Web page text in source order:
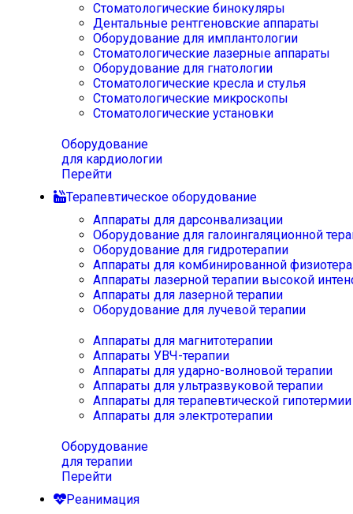
Стоматологические бинокуляры
Дентальные рентгеновские аппараты
Оборудование для имплантологии
Стоматологические лазерные аппараты
Оборудование для гнатологии
Стоматологические кресла и стулья
Стоматологические микроскопы
Стоматологические установки
Оборудование
для кардиологии
Перейти
Терапевтическое оборудование
Аппараты для дарсонвализации
Оборудование для галоингаляционной
Оборудование для гидротерапии
Аппараты для комбинированной
Аппараты лазерной терапии высокой
Аппараты для лазерной терапии
Оборудование для лучевой терапии
Аппараты для магнитотерапии
Аппараты УВЧ-терапии
Аппараты для ударно-волновой терапии
Аппараты для ультразвуковой терапии
Аппараты для терапевтической
Аппараты для электротерапии
Оборудование
для терапии
Перейти
Реанимация